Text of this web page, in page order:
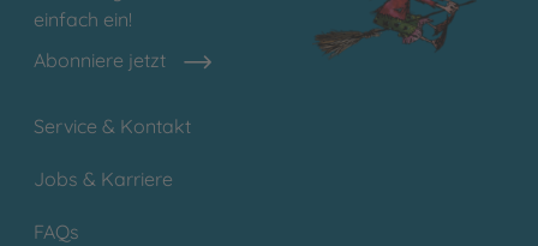
einfach ein!
Abonniere jetzt
Service & Kontakt
Jobs & Karriere
FAQs